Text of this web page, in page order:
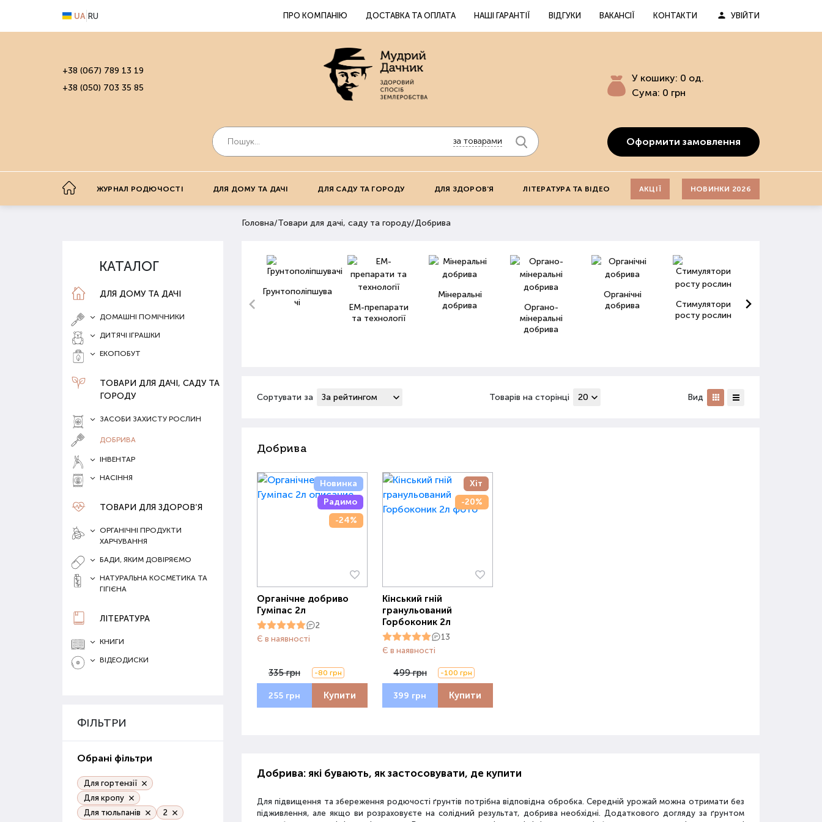
UA RU ПРО КОМПАНІЮ ДОСТАВКА ТА ОПЛАТА НАШІ ГАРАНТІЇ ВІДГУКИ ВАКАНСІЇ КОНТАКТИ УВІЙТИ
+38 (067) 789 13 19
+38 (050) 703 35 85
за товарами
У кошику: 0 од.
Сума: 0 грн
Оформити замовлення
ЖУРНАЛ РОДЮЧОСТІ ДЛЯ ДОМУ ТА ДАЧІ ДЛЯ САДУ ТА ГОРОДУ ДЛЯ ЗДОРОВ'Я ЛІТЕРАТУРА ТА ВІДЕО АКЦІЇ НОВИНКИ 2026
КАТАЛОГ
ДЛЯ ДОМУ ТА ДАЧІ
ДОМАШНІ ПОМІЧНИКИ
ДИТЯЧІ ІГРАШКИ
ЕКОПОБУТ
ТОВАРИ ДЛЯ ДАЧІ, САДУ ТА
ГОРОДУ
ЗАСОБИ ЗАХИСТУ РОСЛИН
ДОБРИВА
ІНВЕНТАР
НАСІННЯ
ТОВАРИ ДЛЯ ЗДОРОВ‘Я
ОРГАНІЧНІ ПРОДУКТИ
ХАРЧУВАННЯ
БАДИ, ЯКИМ ДОВІРЯЄМО
НАТУРАЛЬНА КОСМЕТИКА ТА
ГІГІЄНА
ЛІТЕРАТУРА
КНИГИ
ВІДЕОДИСКИ
ФІЛЬТРИ
Обрані фільтри
Для гортензії
Для кропу
Для тюльпанів
2
Головна/Товари для дачі, саду та городу/Добрива
Грунтополіпшува
чі
ЕМ-препарати
та технології
Мінеральні
добрива
Органо-
мінеральні
добрива
Органічні
добрива
Стимулятори
росту рослин
Сортувати за Товарів на сторінці Вид
Добрива
Новинка
Радимо
-24%
Органічне добриво
Гуміпас 2л
2
Є в наявності
335 грн -80 грн
255 грн Купити
Хіт
-20%
Кінський гній
гранульований
Горбоконик 2л
13
Є в наявності
499 грн -100 грн
399 грн Купити
Добрива: які бувають, як застосовувати, де купити
Для підвищення та збереження родючості ґрунтів потрібна відповідна обробка. Середній урожай можна отримати без
підживлення, але якщо ви розраховуєте на солідний результат, добрива необхідні. Додаткового догляду за ґрунтом